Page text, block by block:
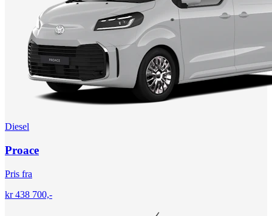
Diesel
Proace
Pris fra
kr 438 700,-